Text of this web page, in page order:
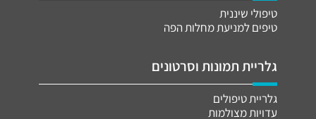
טיפולי שיננית
טיפים למניעת מחלות הפה
גלריית תמונות וסרטונים
גלריית טיפולים
עדויות מצולמות